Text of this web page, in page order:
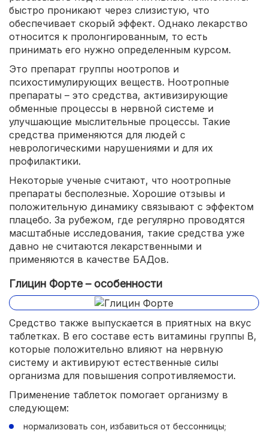
быстро проникают через слизистую, что
обеспечивает скорый эффект. Однако лекарство
относится к пролонгированным, то есть
принимать его нужно определенным курсом.
Это препарат группы ноотропов и
психостимулирующих веществ. Ноотропные
препараты – это средства, активизирующие
обменные процессы в нервной системе и
улучшающие мыслительные процессы. Такие
средства применяются для людей с
неврологическими нарушениями и для их
профилактики.
Некоторые ученые считают, что ноотропные
препараты бесполезные. Хорошие отзывы и
положительную динамику связывают с эффектом
плацебо. За рубежом, где регулярно проводятся
масштабные исследования, такие средства уже
давно не считаются лекарственными и
применяются в качестве БАДов.
Глицин Форте – особенности
Средство также выпускается в приятных на вкус
таблетках. В его составе есть витамины группы В,
которые положительно влияют на нервную
систему и активируют естественные силы
организма для повышения сопротивляемости.
Применение таблеток помогает организму в
следующем:
нормализовать сон, избавиться от бессонницы;